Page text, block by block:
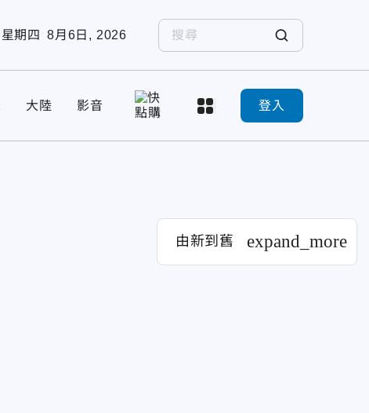
星期四 8月6日, 2026
大陸 影音 登入
由新到舊 expand_more